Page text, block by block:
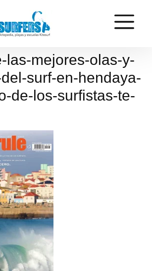
las-mejores-olas-y-
surf-en-hendaya-
de-los-surfistas-te-